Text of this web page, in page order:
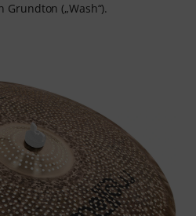
(„Wash“).